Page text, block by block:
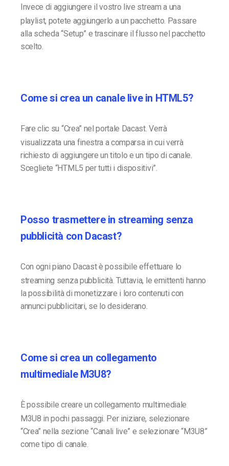
Invece di aggiungere il vostro live stream a una
playlist, potete aggiungerlo a un pacchetto. Passare
alla scheda “Setup” e trascinare il flusso nel pacchetto
scelto.
Come si crea un canale live in HTML5?
Fare clic su “Crea” nel portale Dacast. Verrà
visualizzata una finestra a comparsa in cui verrà
richiesto di aggiungere un titolo e un tipo di canale.
Scegliete “HTML5 per tutti i dispositivi”.
Posso trasmettere in streaming senza
pubblicità con Dacast?
Con ogni piano Dacast è possibile effettuare lo
streaming senza pubblicità. Tuttavia, le emittenti hanno
la possibilità di monetizzare i loro contenuti con
annunci pubblicitari, se lo desiderano.
Come si crea un collegamento
multimediale M3U8?
È possibile creare un collegamento multimediale
M3U8 in pochi passaggi. Per iniziare, selezionare
“Crea” nella sezione “Canali live” e selezionare “M3U8”
come tipo di canale.